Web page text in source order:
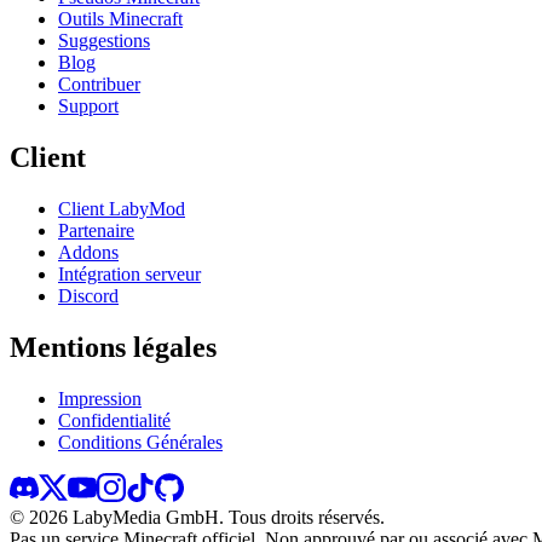
Outils Minecraft
Suggestions
Blog
Contribuer
Support
Client
Client LabyMod
Partenaire
Addons
Intégration serveur
Discord
Mentions légales
Impression
Confidentialité
Conditions Générales
© 2026 LabyMedia GmbH. Tous droits réservés.